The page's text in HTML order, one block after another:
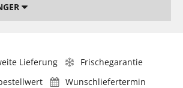
Lieferung
Frischegarantie
Wunschliefertermin